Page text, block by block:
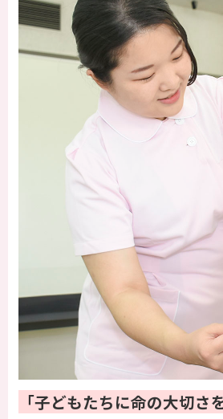
「子どもたちに命の大切さ